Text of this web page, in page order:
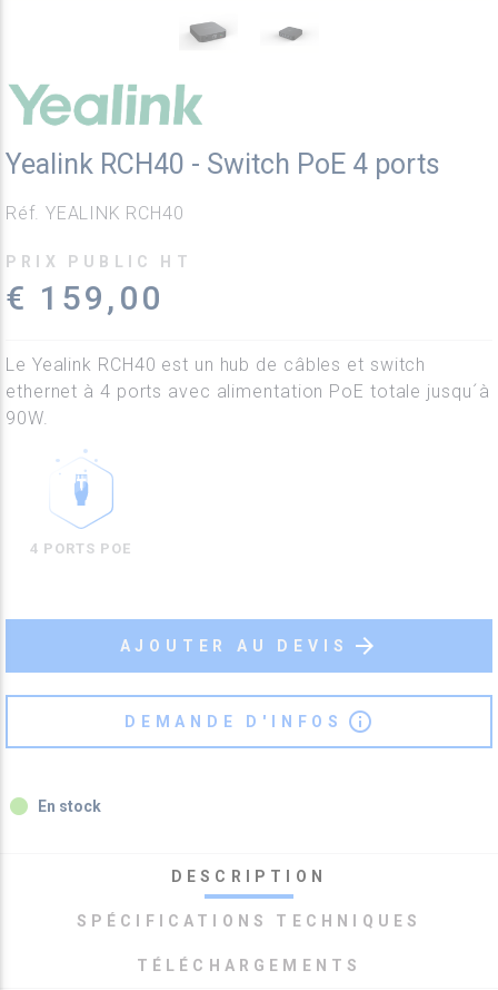
Yealink RCH40 - Switch PoE 4 ports
Réf. YEALINK RCH40
PRIX PUBLIC HT
€ 159,00
Le Yealink RCH40 est un hub de câbles et switch
ethernet à 4 ports avec alimentation PoE totale jusqu´à
90W.
4 PORTS POE
AJOUTER AU DEVIS arrow_forward
DEMANDE D'INFOS info_outline
fiber_manual_record En stock
DESCRIPTION
SPÉCIFICATIONS TECHNIQUES
TÉLÉCHARGEMENTS